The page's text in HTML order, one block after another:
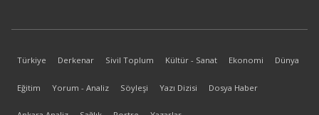
Türkiye Derkenar Sivil Toplum Kültür - Sanat Ekonomi Dünya
Eğitim Yorum - Analiz Söyleşi Yazı Dizisi Dosya Haber